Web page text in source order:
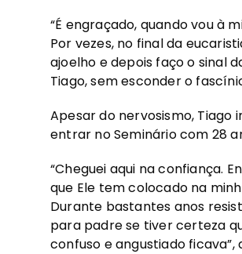
“É engraçado, quando vou à
Por vezes, no final da
ajoelho e depois faço o sinal
Tiago, sem esconder o
Apesar do nervosismo, Tiago
entrar no Seminário com 28
“Cheguei aqui na confiança.
que Ele tem colocado na
Durante bastantes anos
para padre se tiver certeza
confuso e angustiado ficava”,